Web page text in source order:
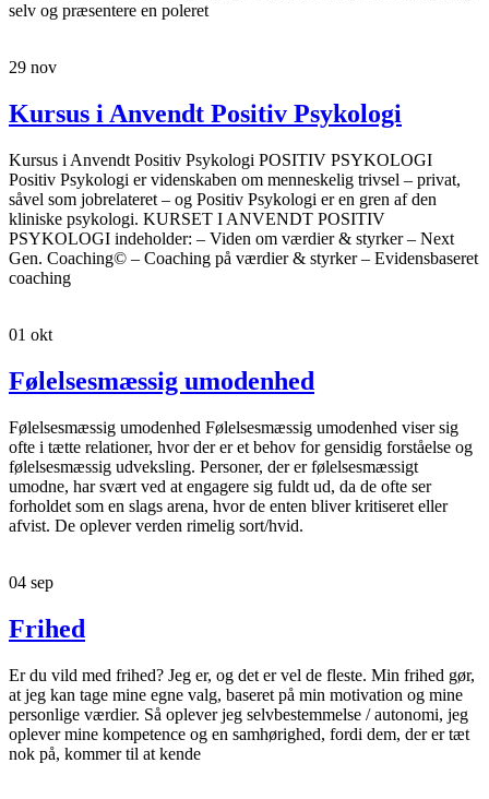
selv og præsentere en poleret
29 nov
Kursus i Anvendt Positiv Psykologi
Kursus i Anvendt Positiv Psykologi POSITIV PSYKOLOGI
Positiv Psykologi er videnskaben om menneskelig trivsel – privat,
såvel som jobrelateret – og Positiv Psykologi er en gren af den
kliniske psykologi. KURSET I ANVENDT POSITIV
PSYKOLOGI indeholder: – Viden om værdier & styrker – Next
Gen. Coaching© – Coaching på værdier & styrker – Evidensbaseret
coaching
01 okt
Følelsesmæssig umodenhed
Følelsesmæssig umodenhed Følelsesmæssig umodenhed viser sig
ofte i tætte relationer, hvor der er et behov for gensidig forståelse og
følelsesmæssig udveksling. Personer, der er følelsesmæssigt
umodne, har svært ved at engagere sig fuldt ud, da de ofte ser
forholdet som en slags arena, hvor de enten bliver kritiseret eller
afvist. De oplever verden rimelig sort/hvid.
04 sep
Frihed
Er du vild med frihed? Jeg er, og det er vel de fleste. Min frihed gør,
at jeg kan tage mine egne valg, baseret på min motivation og mine
personlige værdier. Så oplever jeg selvbestemmelse / autonomi, jeg
oplever mine kompetence og en samhørighed, fordi dem, der er tæt
nok på, kommer til at kende